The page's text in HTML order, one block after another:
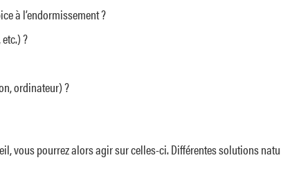
à l’endormissement ?
?
ordinateur) ?
vous pourrez alors agir sur celles-ci. Différentes solutions